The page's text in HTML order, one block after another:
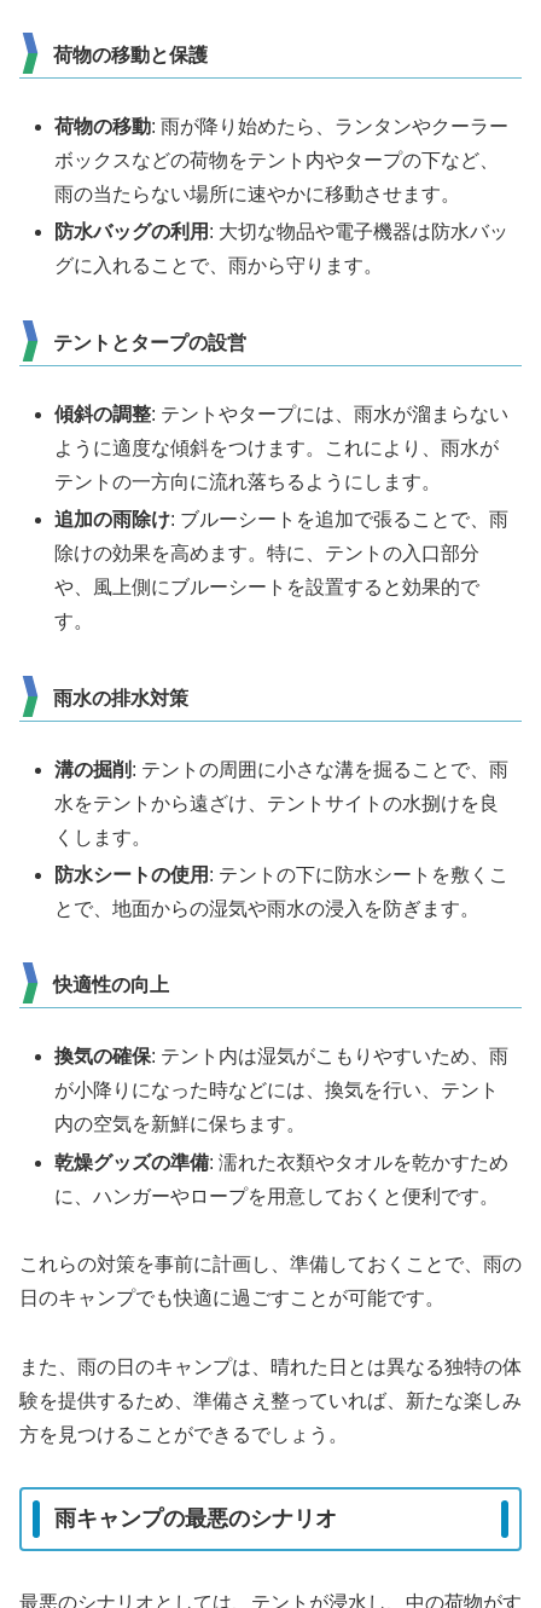
荷物の移動と保護
荷物の移動: 雨が降り始めたら、ランタンやクーラー
ボックスなどの荷物をテント内やタープの下など、
雨の当たらない場所に速やかに移動させます。
防水バッグの利用 : 大切な物品や電子機器は防水バッ
グに入れることで、雨から守ります。
テントとタープの設営
傾斜の調整: テントやタープには、雨水が溜まらない
ように適度な傾斜をつけます。これにより、雨水が
テントの一方向に流れ落ちるようにします。
追加の雨除け: ブルーシートを追加で張ることで、雨
除けの効果を高めます。特に、テントの入口部分
や、風上側にブルーシートを設置すると効果的で
す。
雨水の排水対策
溝の掘削 : テントの周囲に小さな溝を掘ることで、雨
水をテントから遠ざけ、テントサイトの水捌けを良
くします。
防水シートの使用 : テントの下に防水シートを敷くこ
とで、地面からの湿気や雨水の浸入を防ぎます。
快適性の向上
換気の確保: テント内は湿気がこもりやすいため、雨
が小降りになった時などには、換気を行い、テント
内の空気を新鮮に保ちます。
乾燥グッズの準備: 濡れた衣類やタオルを乾かすため
に、ハンガーやロープを用意しておくと便利です。
これらの対策を事前に計画し、準備しておくことで、雨の
日のキャンプでも快適に過ごすことが可能です。
また、雨の日のキャンプは、晴れた日とは異なる独特の体
験を提供するため、準備さえ整っていれば、新たな楽しみ
方を見つけることができるでしょう。
雨キャンプの最悪のシナリオ
最悪のシナリオとしては、テントが浸水し、中の荷物がす